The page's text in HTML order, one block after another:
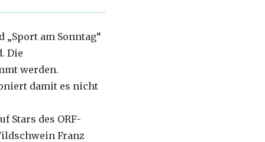
„Sport am Sonntag“
Die
werden.
damit es nicht
Stars des ORF-
Franz